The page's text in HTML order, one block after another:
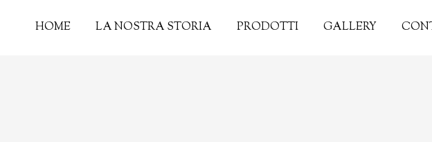
HOME LA NOSTRA STORIA PRODOTTI GALLERY